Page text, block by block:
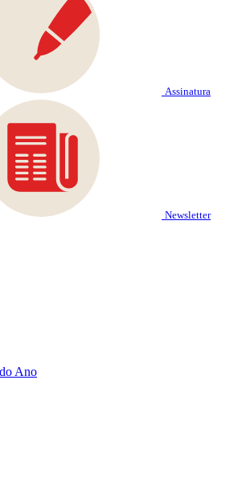
Assinatura
Newsletter
Ano